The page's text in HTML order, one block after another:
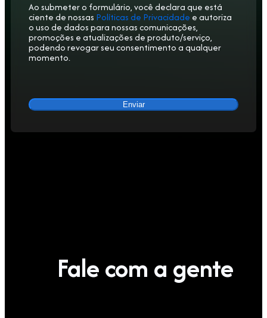
Ao submeter o formulário, você declara que está
ciente de nossas Políticas de Privacidade e autoriza
o uso de dados para nossas comunicações,
promoções e atualizações de produto/serviço,
podendo revogar seu consentimento a qualquer
momento.
Enviar
Fale com a gente